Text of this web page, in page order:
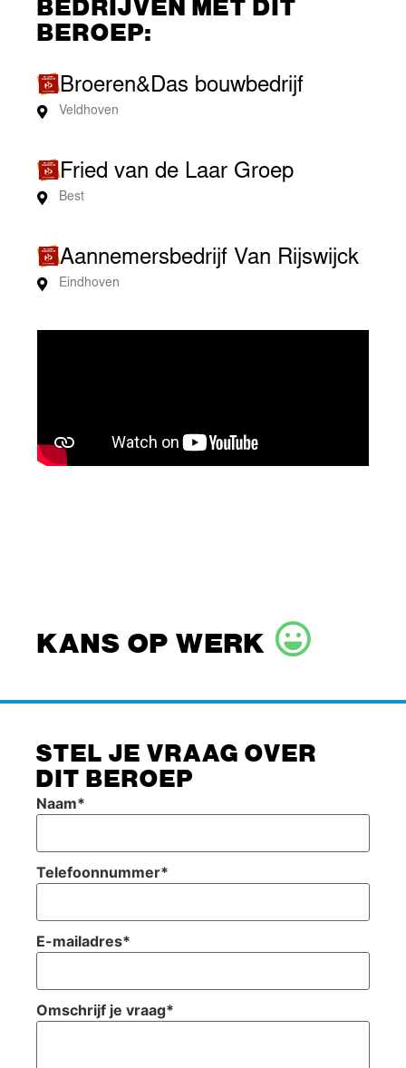
BEROEP:
Broeren&Das bouwbedrijf
Veldhoven
Fried van de Laar Groep
Best
Aannemersbedrijf Van Rijswijck
Eindhoven
KANS OP WERK
STEL JE VRAAG OVER
DIT BEROEP
Naam*
Telefoonnummer*
E-mailadres*
Omschrijf je vraag*